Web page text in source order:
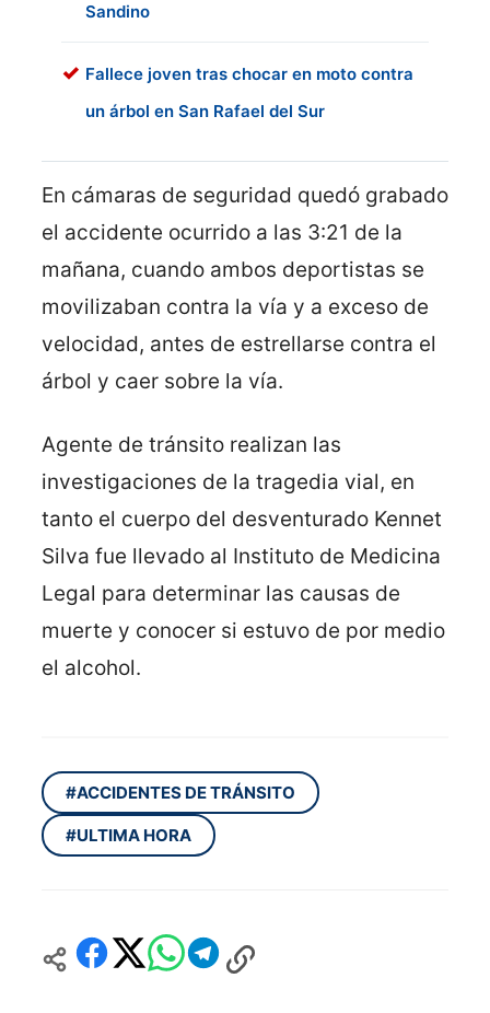
Sandino
Fallece joven tras chocar en moto contra
un árbol en San Rafael del Sur
En cámaras de seguridad quedó grabado
el accidente ocurrido a las 3:21 de la
mañana, cuando ambos deportistas se
movilizaban contra la vía y a exceso de
velocidad, antes de estrellarse contra el
árbol y caer sobre la vía.
Agente de tránsito realizan las
investigaciones de la tragedia vial, en
tanto el cuerpo del desventurado Kennet
Silva fue llevado al Instituto de Medicina
Legal para determinar las causas de
muerte y conocer si estuvo de por medio
el alcohol.
#ACCIDENTES DE TRÁNSITO
#ULTIMA HORA